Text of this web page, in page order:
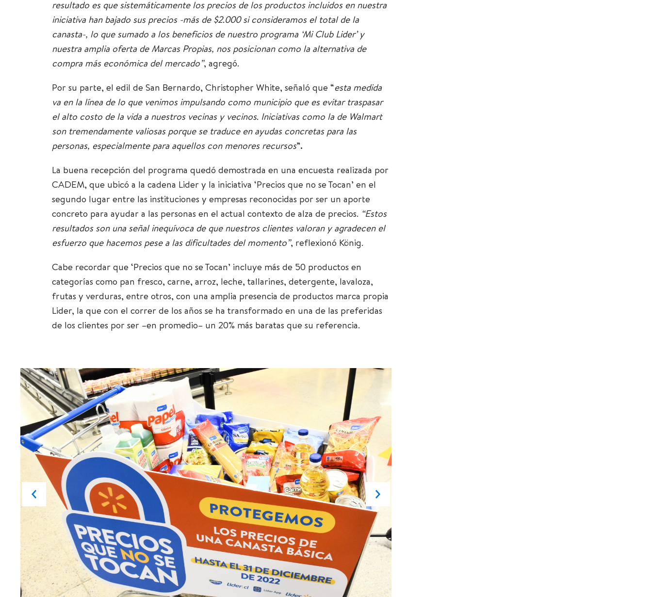
resultado es que sistemáticamente los precios de los productos incluidos en nuestra
iniciativa han bajado sus precios -más de $2.000 si consideramos el total de la
canasta-, lo que sumado a los beneficios de nuestro programa ‘Mi Club Lider’ y
nuestra amplia oferta de Marcas Propias, nos posicionan como la alternativa de
compra más económica del mercado”, agregó.
Por su parte, el edil de San Bernardo, Christopher White, señaló que “esta medida
va en la línea de lo que venimos impulsando como municipio que es evitar traspasar
el alto costo de la vida a nuestros vecinas y vecinos. Iniciativas como la de Walmart
son tremendamente valiosas porque se traduce en ayudas concretas para las
personas, especialmente para aquellos con menores recursos”.
La buena recepción del programa quedó demostrada en una encuesta realizada por
CADEM, que ubicó a la cadena Lider y la iniciativa ‘Precios que no se Tocan’ en el
segundo lugar entre las instituciones y empresas reconocidas por ser un aporte
concreto para ayudar a las personas en el actual contexto de alza de precios. “Estos
resultados son una señal inequívoca de que nuestros clientes valoran y agradecen el
esfuerzo que hacemos pese a las dificultades del momento”, reflexionó König.
Cabe recordar que ‘Precios que no se Tocan’ incluye más de 50 productos en
categorías como pan fresco, carne, arroz, leche, tallarines, detergente, lavaloza,
frutas y verduras, entre otros, con una amplia presencia de productos marca propia
Lider, la que con el correr de los años se ha transformado en una de las preferidas
de los clientes por ser –en promedio– un 20% más baratas que su referencia.